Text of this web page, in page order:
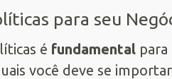
para seu
é fundamentalpara
você deve se